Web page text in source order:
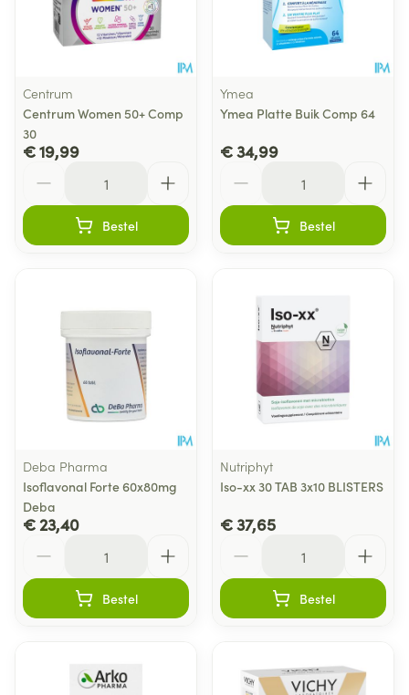
Centrum
Centrum Women 50+ Comp
30
€ 19,99
Bestel
Ymea
Ymea Platte Buik Comp 64
€ 34,99
Bestel
Deba Pharma
Isoflavonal Forte 60x80mg
Deba
€ 23,40
Bestel
Nutriphyt
Iso-xx 30 TAB 3x10 BLISTERS
€ 37,65
Bestel